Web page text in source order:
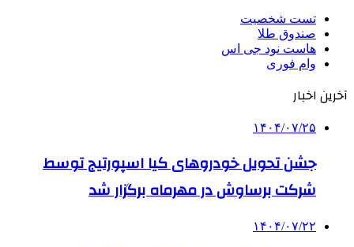
تست شخصیت
صندوق طلا
هاست نود جی اس
وام فوری
آخرین اخبار
۱۴۰۴/۰۷/۲۵
جشن تحویل خودروهای کیا اسپورتیج توسط
شرکت برساوش در مهرماه برگزار شد
۱۴۰۴/۰۷/۲۲